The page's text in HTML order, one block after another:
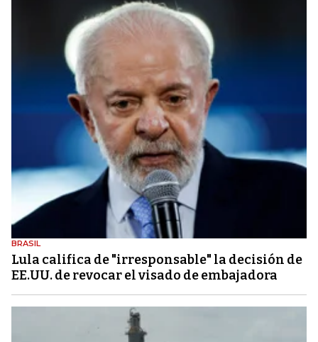
BRASIL
Lula califica de "irresponsable" la decisión de
EE.UU. de revocar el visado de embajadora